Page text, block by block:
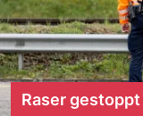
Raser gestoppt